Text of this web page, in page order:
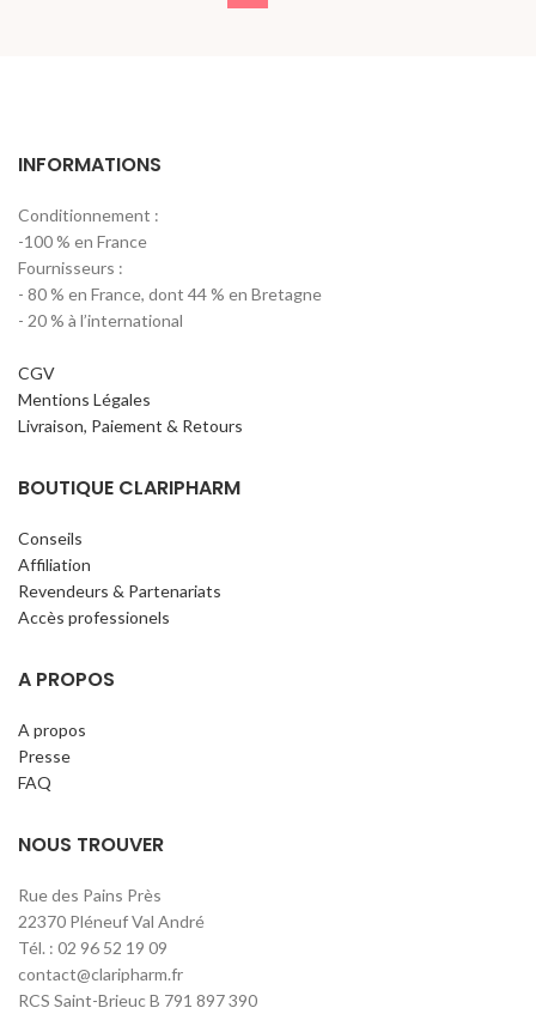
INFORMATIONS
Conditionnement :
-100 % en France
Fournisseurs :
- 80 % en France, dont 44 % en Bretagne
- 20 % à l’international
CGV
Mentions Légales
Livraison, Paiement & Retours
BOUTIQUE CLARIPHARM
Conseils
Affiliation
Revendeurs & Partenariats
Accès professionels
A PROPOS
A propos
Presse
FAQ
NOUS TROUVER
Rue des Pains Près
22370 Pléneuf Val André
Tél. : 02 96 52 19 09
contact@claripharm.fr
RCS Saint-Brieuc B 791 897 390